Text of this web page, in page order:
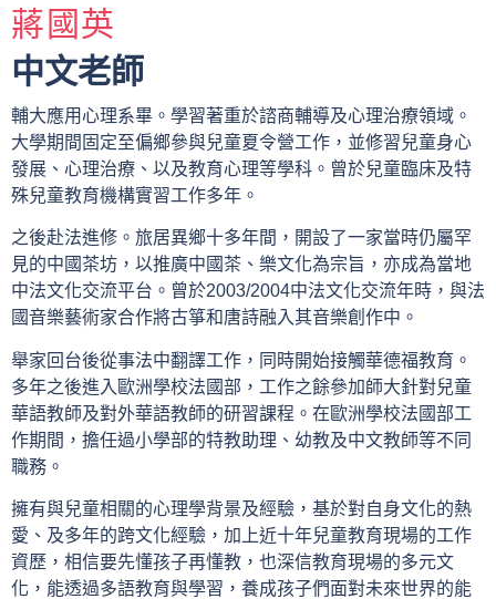
蔣國英
中文老師
輔大應用心理系畢。學習著重於諮商輔導及心理治療領域。
大學期間固定至偏鄉參與兒童夏令營工作，並修習兒童身心
發展、心理治療、以及教育心理等學科。曾於兒童臨床及特
殊兒童教育機構實習工作多年。
之後赴法進修。旅居異鄉十多年間，開設了一家當時仍屬罕
見的中國茶坊，以推廣中國茶、樂文化為宗旨，亦成為當地
中法文化交流平台。曾於2003/2004中法文化交流年時，與法
國音樂藝術家合作將古箏和唐詩融入其音樂創作中。
舉家回台後從事法中翻譯工作，同時開始接觸華德福教育。
多年之後進入歐洲學校法國部，工作之餘參加師大針對兒童
華語教師及對外華語教師的研習課程。在歐洲學校法國部工
作期間，擔任過小學部的特教助理、幼教及中文教師等不同
職務。
擁有與兒童相關的心理學背景及經驗，基於對自身文化的熱
愛、及多年的跨文化經驗，加上近十年兒童教育現場的工作
資歷，相信要先懂孩子再懂教，也深信教育現場的多元文
化，能透過多語教育與學習，養成孩子們面對未來世界的能